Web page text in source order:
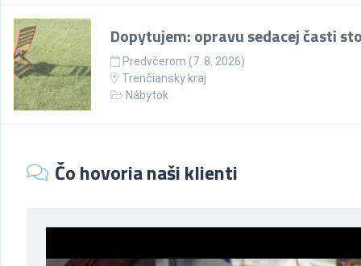
Dopytujem: opravu sedacej časti
Predvčerom (7. 8. 2026)
Trenčiansky kraj
Nábytok
Čo hovoria naši klienti